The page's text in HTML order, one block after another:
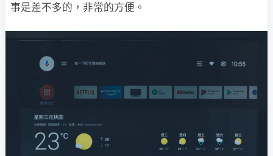
事是差不多的，非常的方便。